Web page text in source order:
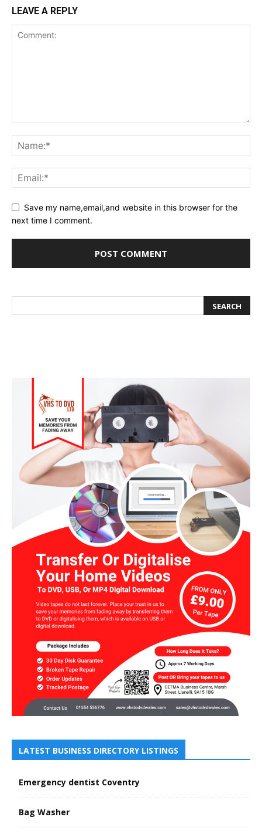
LEAVE A REPLY
Save my name,email,and website in this browser for the
next time I comment.
LATEST BUSINESS DIRECTORY LISTINGS
Emergency dentist Coventry
Bag Washer